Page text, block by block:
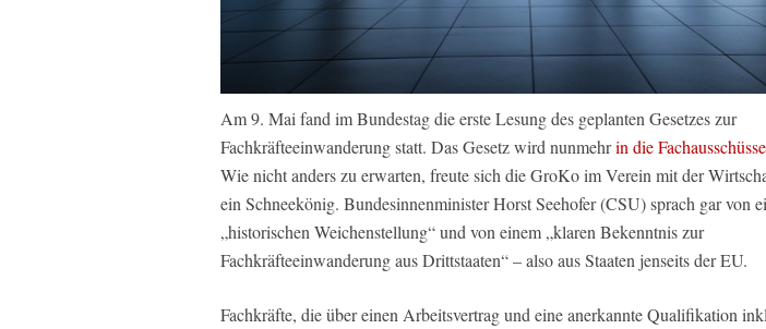
Am 9. Mai fand im Bundestag die erste Lesung des geplanten Gesetzes zur
Fachkräfteeinwanderung statt. Das Gesetz wird nunmehrin die
Wie nicht anders zu erwarten, freute sich die GroKo im Verein mit der
ein Schneekönig. Bundesinnenminister Horst Seehofer (CSU) sprach gar von
„historischen Weichenstellung“ und von einem „klaren Bekenntnis zur
Fachkräfteeinwanderung aus Drittstaaten“ – also aus Staaten jenseits der EU.
Fachkräfte, die über einen Arbeitsvertrag und eine anerkannte Qualifikation